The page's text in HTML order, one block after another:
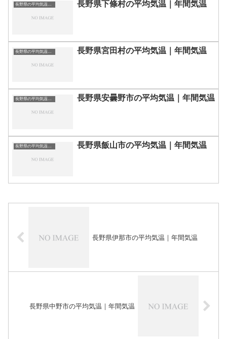
長野県の平均気温まとめ 長野県下條村の平均気温｜年間気温
長野県の平均気温まとめ 長野県宮田村の平均気温｜年間気温
長野県の平均気温まとめ 長野県安曇野市の平均気温｜年間気温
長野県の平均気温まとめ 長野県飯山市の平均気温｜年間気温
長野県伊那市の平均気温｜年間気温
長野県中野市の平均気温｜年間気温